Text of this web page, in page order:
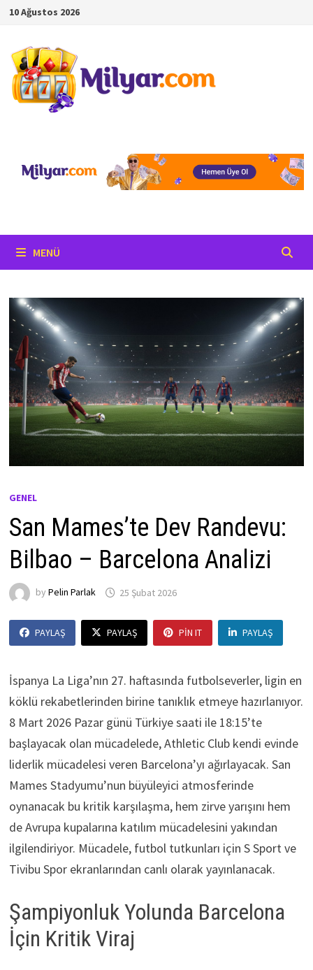
İçeriğe
10 Ağustos 2026
MENÜ
GENEL
San Mames’te Dev Randevu:
Bilbao – Barcelona Analizi
by Pelin Parlak 25 Şubat 2026
PAYLAŞ PAYLAŞ PIN IT PAYLAŞ
İspanya La Liga’nın 27. haftasında futbolseverler, ligin en
köklü rekabetlerinden birine tanıklık etmeye hazırlanıyor.
8 Mart 2026 Pazar günü Türkiye saati ile 18:15’te
başlayacak olan mücadelede, Athletic Club kendi evinde
liderlik mücadelesi veren Barcelona’yı ağırlayacak. San
Mames Stadyumu’nun büyüleyici atmosferinde
oynanacak bu kritik karşılaşma, hem zirve yarışını hem
de Avrupa kupalarına katılım mücadelesini yakından
ilgilendiriyor. Mücadele, futbol tutkunları için S Sport ve
Tivibu Spor ekranlarından canlı olarak yayınlanacak.
Şampiyonluk Yolunda Barcelona
İçin Kritik Viraj